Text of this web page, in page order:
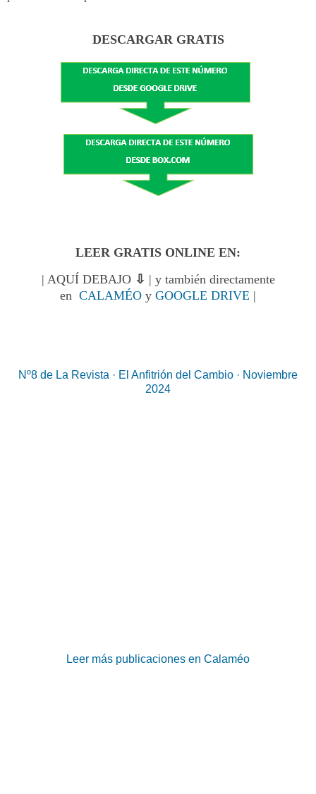
DESCARGAR GRATIS
LEER GRATIS ONLINE EN:
| AQUÍ DEBAJO ⇩ | y también directamente
en CALAMÉO y GOOGLE DRIVE |
Nº8 de La Revista · El Anfitrión del Cambio · Noviembre
2024
Leer más publicaciones en Calaméo